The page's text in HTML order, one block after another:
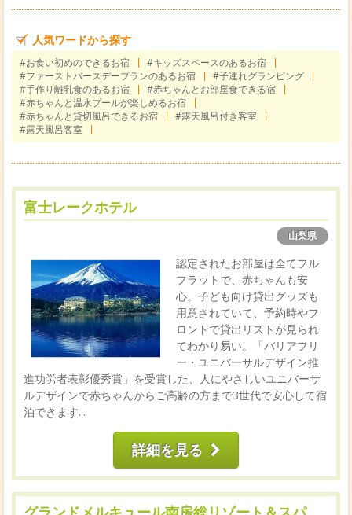
人気ワードから探す
#お食い初めのできるお宿
#キッズスペースのあるお宿
#ファーストバースデープランのあるお宿
#子連れグランピング
#手作り離乳食のあるお宿
#赤ちゃんとお部屋食できる宿
#赤ちゃんと温水プールが楽しめるお宿
#赤ちゃんと貸切風呂できるお宿
#露天風呂付き客室
#露天風呂客室
富士レークホテル
山梨県
認定されたお部屋は全てフル
フラットで、赤ちゃんも安
心。子ども向け貸出グッズも
用意されていて、予約時やフ
ロントで貸出リストが見られ
てわかり易い。「バリアフリ
ー・ユニバーサルデザイン推
進功労者表彰優秀賞」を受賞した、人にやさしいユニバーサ
ルデザインで赤ちゃんからご高齢の方まで3世代で安心して宿
泊できます...
詳細を見る